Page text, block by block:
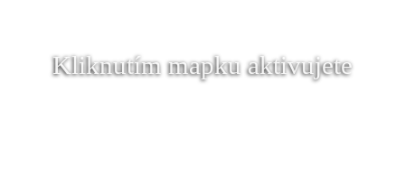
Kliknutím mapku aktivujete